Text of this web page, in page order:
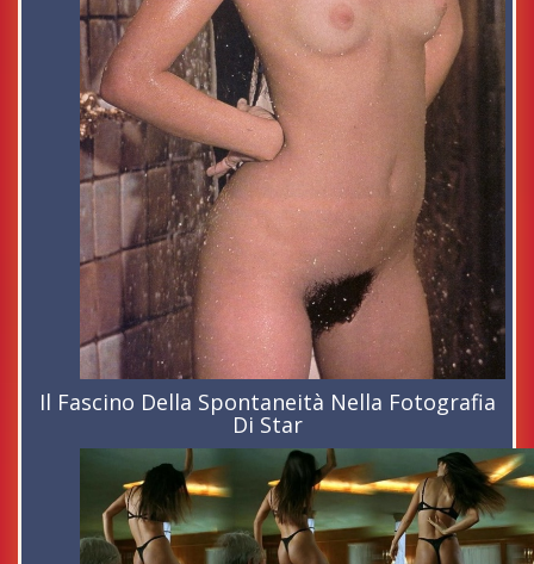
Il Fascino Della Spontaneità Nella Fotografia
Di Star